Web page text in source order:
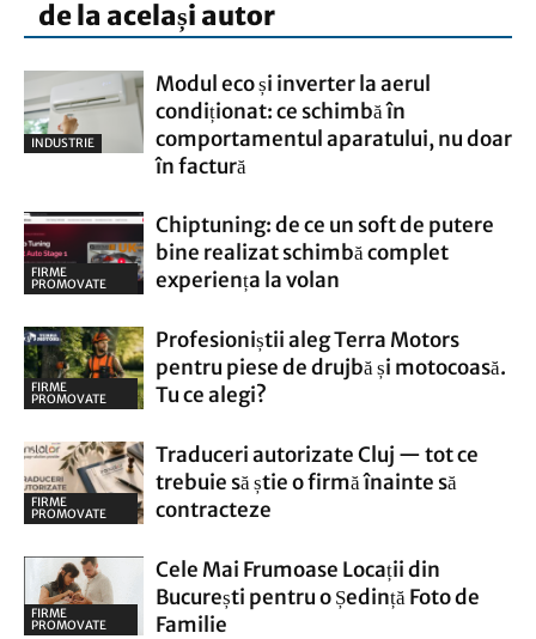
de la același autor
INDUSTRIE
Modul eco și inverter la aerul
condiționat: ce schimbă în
comportamentul aparatului, nu doar
în factură
FIRME
PROMOVATE
Chiptuning: de ce un soft de putere
bine realizat schimbă complet
experiența la volan
FIRME
PROMOVATE
Profesioniștii aleg Terra Motors
pentru piese de drujbă și motocoasă.
Tu ce alegi?
FIRME
PROMOVATE
Traduceri autorizate Cluj — tot ce
trebuie să știe o firmă înainte să
contracteze
FIRME
PROMOVATE
Cele Mai Frumoase Locații din
București pentru o Ședință Foto de
Familie